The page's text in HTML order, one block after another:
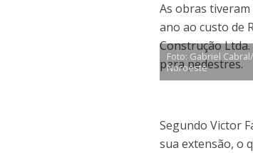
As obras
ano ao custo de
Construção
para pedestres.
Foto: Gabriel
Noroeste
Segundo Victor
sua extensão, o